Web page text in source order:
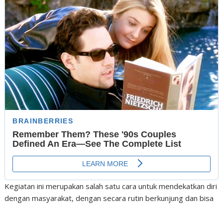
Kegiatan ini merupakan salah satu cara untuk mendekatkan diri
dengan masyarakat, dengan secara rutin berkunjung dan bisa